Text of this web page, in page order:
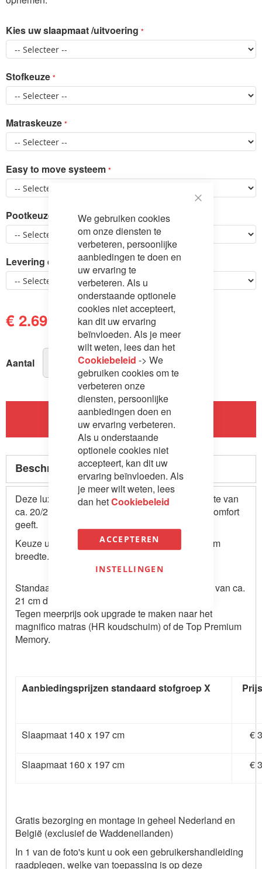
We gebruiken cookies
om onze diensten te
verbeteren, persoonlijke
aanbiedingen te doen en
uw ervaring te
verbeteren. Als u
onderstaande optionele
cookies niet accepteert,
kan dit uw ervaring
beïnvloeden. Als je meer
wilt weten, lees dan het
Cookiebeleid -> We
gebruiken cookies om te
verbeteren onze
diensten, persoonlijke
aanbiedingen doen en
uw ervaring verbeteren.
Als u onderstaande
optionele cookies niet
accepteert, kan dit uw
ervaring beïnvloeden. Als
je meer wilt weten, lees
dan hetCookiebeleid
ACCEPTEREN
INSTELLINGEN
Kies uw slaapmaat /uitvoering
Stofkeuze
Matraskeuze
Easy to move systeem
Pootkeuze
Levering en montage
€ 2.699,00 € 3.199,00
Aantal
In Winkelwagen
Beschrijving
Deze luxe slaapbank Curvy heeft een matrasdikte van
ca. 20/21 cm, waardoor deze een heel goed ligcomfort
geeft.
Keuze uit 1 soort Curvy armleuning van ca. 16 cm
breedte.
Standaard uitgevoerd met comfortschuimmatras van ca.
21 cm dikte.
Tegen meerprijs ook upgrade te maken naar het
magnifico matras (HR koudschuim) of de Top Premium
Memory.
Aanbiedingsprijzen standaard stofgroep X
Slaapmaat 140 x 197 cm €
Slaapmaat 160 x 197 cm €
Gratis bezorging en montage in geheel Nederland en
België (exclusief de Waddeneilanden)
In 1 van de foto's kunt u ook een gebruikershandleiding
raadplegen, welke van toepassing is op deze